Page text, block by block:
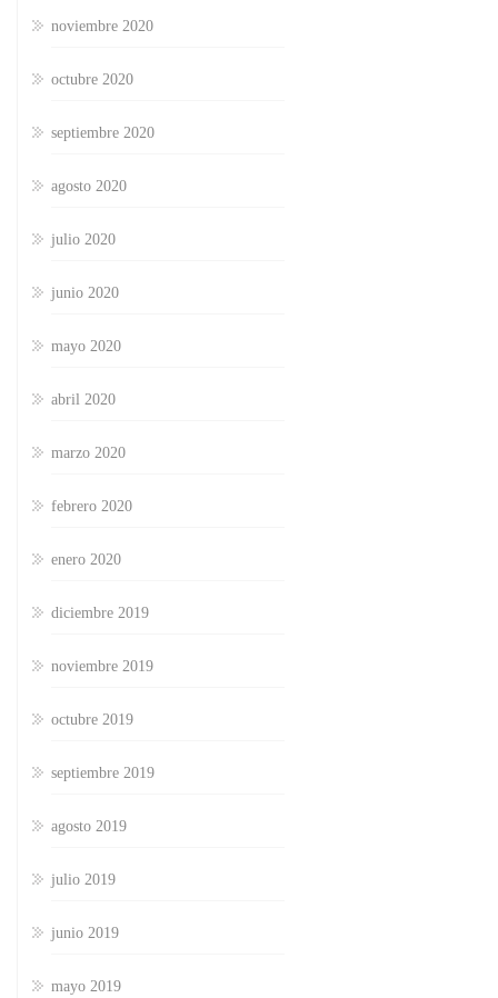
noviembre 2020
octubre 2020
septiembre 2020
agosto 2020
julio 2020
junio 2020
mayo 2020
abril 2020
marzo 2020
febrero 2020
enero 2020
diciembre 2019
noviembre 2019
octubre 2019
septiembre 2019
agosto 2019
julio 2019
junio 2019
mayo 2019